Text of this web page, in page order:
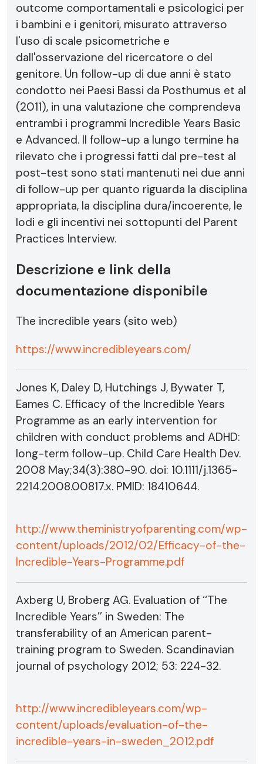
outcome comportamentali e psicologici per
i bambini e i genitori, misurato attraverso
l'uso di scale psicometriche e
dall'osservazione del ricercatore o del
genitore. Un follow-up di due anni è stato
condotto nei Paesi Bassi da Posthumus et al
(2011), in una valutazione che comprendeva
entrambi i programmi Incredible Years Basic
e Advanced. Il follow-up a lungo termine ha
rilevato che i progressi fatti dal pre-test al
post-test sono stati mantenuti nei due anni
di follow-up per quanto riguarda la disciplina
appropriata, la disciplina dura/incoerente, le
lodi e gli incentivi nei sottopunti del Parent
Practices Interview.
Descrizione e link della
documentazione disponibile
The incredible years (sito web)
https://www.incredibleyears.com/
Jones K, Daley D, Hutchings J, Bywater T,
Eames C. Efficacy of the Incredible Years
Programme as an early intervention for
children with conduct problems and ADHD:
long-term follow-up. Child Care Health Dev.
2008 May;34(3):380-90. doi: 10.1111/j.1365-
2214.2008.00817.x. PMID: 18410644.
http://www.theministryofparenting.com/wp-
content/uploads/2012/02/Efficacy-of-the-
Incredible-Years-Programme.pdf
Axberg U, Broberg AG. Evaluation of ‘‘The
Incredible Years’’ in Sweden: The
transferability of an American parent-
training program to Sweden. Scandinavian
journal of psychology 2012; 53: 224-32.
http://www.incredibleyears.com/wp-
content/uploads/evaluation-of-the-
incredible-years-in-sweden_2012.pdf